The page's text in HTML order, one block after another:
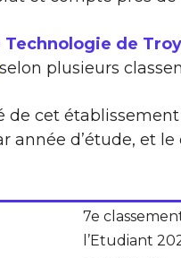
Technologie de
selon plusieurs
de cet
année d’étude, et
7e
l’Etudiant